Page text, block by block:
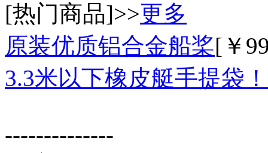
[热门商品]>>更多
原装优质铝合金船桨[￥
3.3米以下橡皮艇手提袋！
--------------